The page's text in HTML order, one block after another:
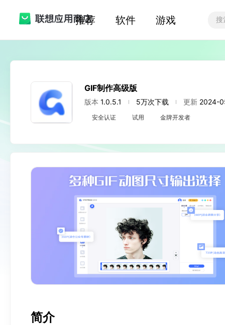
推荐 软件 游戏
GIF制作高级版
版本 1.0.5.1 5万次下载 更新 2024-
安全认证 试用 金牌开发者
简介